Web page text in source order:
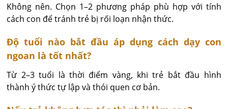
Không nên. Chọn 1–2 phương pháp phù hợp với tính
cách con để tránh trẻ bị rối loạn nhận thức.
Độ tuổi nào bắt đầu áp dụng cách dạy con
ngoan là tốt nhất?
Từ 2–3 tuổi là thời điểm vàng, khi trẻ bắt đầu hình
thành ý thức tự lập và thói quen cơ bản.